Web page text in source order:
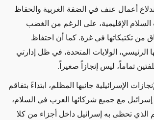
أعمال عنف في الضفة الغربية والحفاظ
الإقليمية، على الرغم من الغضب
من تكتيكاتها في غزة. كما أن احتفاظ
الرئيسي، الولايات المتحدة، في ظل إدارتي
تماماً، ليس إنجازاً صغيراً .
الإسرائيلية جانبها المظلم، ابتداءً بتفاقم
إسرائيل مع جميع شركائها العرب في السلام،
الذي تحظى به إسرائيل داخل أجزاء من كلا